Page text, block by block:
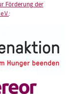
Förderung der
: